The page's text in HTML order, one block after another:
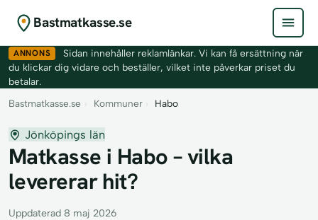
Bastmatkasse.se
ANNONS
Sidan innehåller reklamlänkar. Vi kan få ersättning när
du klickar dig vidare och beställer, vilket inte påverkar priset du
betalar.
Bastmatkasse.se › Kommuner › Habo
Jönköpings län
Matkasse i Habo – vilka
levererar hit?
Uppdaterad 8 maj 2026